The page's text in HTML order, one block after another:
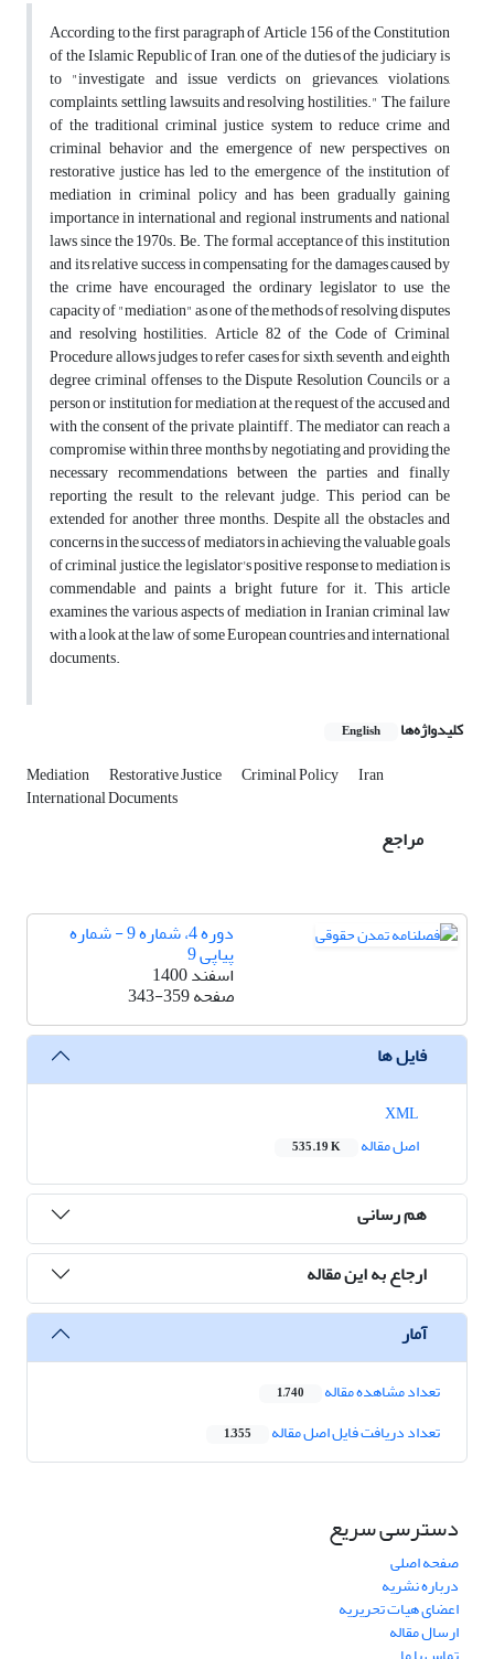
According to the first paragraph of Article 156 of the Constitution
of the Islamic Republic of Iran, one of the duties of the judiciary is
to "investigate and issue verdicts on grievances, violations,
complaints, settling lawsuits and resolving hostilities." The failure
of the traditional criminal justice system to reduce crime and
criminal behavior and the emergence of new perspectives on
restorative justice has led to the emergence of the institution of
mediation in criminal policy and has been gradually gaining
importance in international and regional instruments and national
laws since the 1970s. Be. The formal acceptance of this institution
and its relative success in compensating for the damages caused by
the crime have encouraged the ordinary legislator to use the
capacity of "mediation" as one of the methods of resolving disputes
and resolving hostilities. Article 82 of the Code of Criminal
Procedure allows judges to refer cases for sixth, seventh, and eighth
degree criminal offenses to the Dispute Resolution Councils or a
person or institution for mediation at the request of the accused and
with the consent of the private plaintiff. The mediator can reach a
compromise within three months by negotiating and providing the
necessary recommendations between the parties and finally
reporting the result to the relevant judge. This period can be
extended for another three months. Despite all the obstacles and
concerns in the success of mediators in achieving the valuable goals
of criminal justice, the legislator's positive response to mediation is
commendable and paints a bright future for it. This article
examines the various aspects of mediation in Iranian criminal law
with a look at the law of some European countries and international
documents.
کلیدواژه‌ها English
Mediation Restorative Justice Criminal Policy Iran
International Documents
مراجع
دوره 4، شماره 9 - شماره
پیاپی 9
اسفند 1400
صفحه343-359
فایل ها
اصل مقاله
535.19 K
هم رسانی
ارجاع به این مقاله
آمار
تعداد مشاهده مقاله 1,740
تعداد دریافت فایل اصل مقاله 1,355
دسترسی سریع
صفحه اصلی
درباره نشریه
اعضای هیات تحریریه
ارسال مقاله